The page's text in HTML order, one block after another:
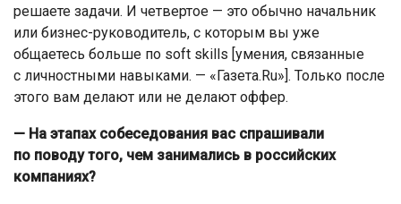
решаете задачи. И четвертое — это обычно начальник
или бизнес-руководитель, с которым вы уже
общаетесь больше по soft skills [умения, связанные
с личностными навыками. — «Газета.Ru»]. Только после
этого вам делают или не делают оффер.
— На этапах собеседования вас спрашивали
по поводу того, чем занимались в российских
компаниях?